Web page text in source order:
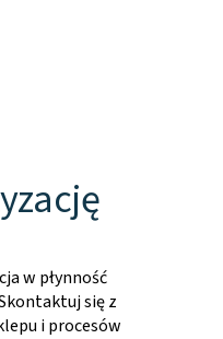
w płynność
się z
i procesów